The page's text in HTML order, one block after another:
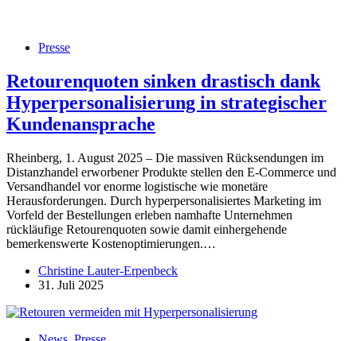
Presse
Retourenquoten sinken drastisch dank
Hyperpersonalisierung in strategischer
Kundenansprache
Rheinberg, 1. August 2025 – Die massiven Rücksendungen im
Distanzhandel erworbener Produkte stellen den E-Commerce und
Versandhandel vor enorme logistische wie monetäre
Herausforderungen. Durch hyperpersonalisiertes Marketing im
Vorfeld der Bestellungen erleben namhafte Unternehmen
rückläufige Retourenquoten sowie damit einhergehende
bemerkenswerte Kostenoptimierungen.…
Christine Lauter-Erpenbeck
31. Juli 2025